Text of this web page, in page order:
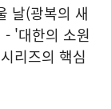
날(광복의 새
'대한의 소원
리즈의 핵심